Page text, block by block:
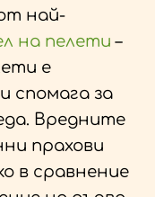
най-
на пелети –
е
спомага за
Вредните
прахови
в сравнение